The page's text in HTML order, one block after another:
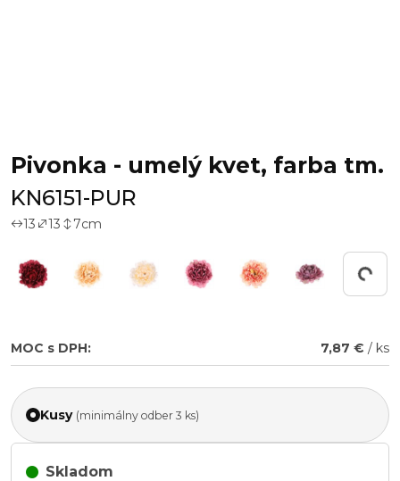
Pivonka - umelý kvet, farba tm.
KN6151-PUR
13 13 7cm
Working...
MOC s DPH: 7,87 € / ks
Kusy (minimálny odber 3 ks)
Skladom